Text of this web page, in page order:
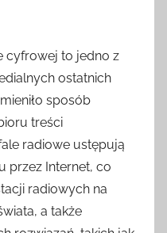
cyfrowej to jedno z
ostatnich
sposób
treści
radiowe ustępują
przez Internet, co
radiowych na
a także